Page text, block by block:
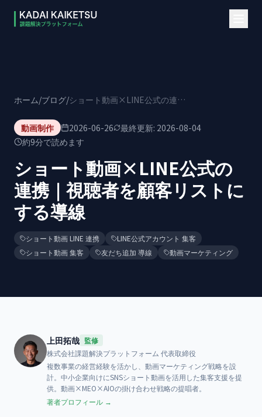
ホーム/ブログ/ ショート動画×LINE公式の連携｜視聴者を顧客リストにする導線
動画制作 2026-06-26 最終更新: 2026-08-04
約9分で読めます
ショート動画×LINE公式の
連携｜視聴者を顧客リストに
する導線
ショート動画 LINE 連携
LINE公式アカウント 集客
ショート動画 集客
友だち追加 導線 動画マーケティング
上田拓哉 監修
株式会社課題解決プラットフォーム 代表取締役
複数事業の経営経験を活かし、動画マーケティング戦略を設
計。中小企業向けにSNSショート動画を活用した集客支援を提
供。動画×MEO×AIOの掛け合わせ戦略の提唱者。
著者プロフィール →